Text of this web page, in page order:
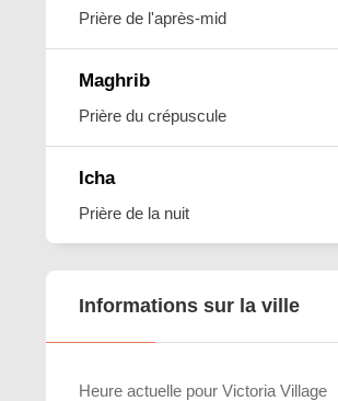
Prière de l'après-mid
Maghrib
Prière du crépuscule
Icha
Prière de la nuit
Informations sur la ville
Heure actuelle pour Victoria Village